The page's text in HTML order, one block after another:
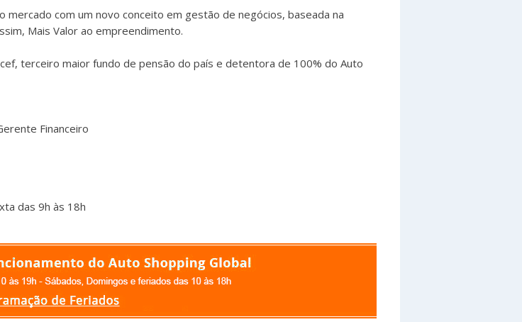
com um novo conceito em gestão de negócios, baseada na
Mais Valor ao empreendimento.
terceiro maior fundo de pensão do país e detentora de 100% do Auto
Financeiro
das 9h às 18h